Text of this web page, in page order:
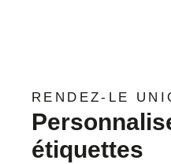
RENDEZ-LE
étiquettes